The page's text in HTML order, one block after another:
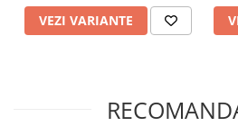
VEZI VARIANTE